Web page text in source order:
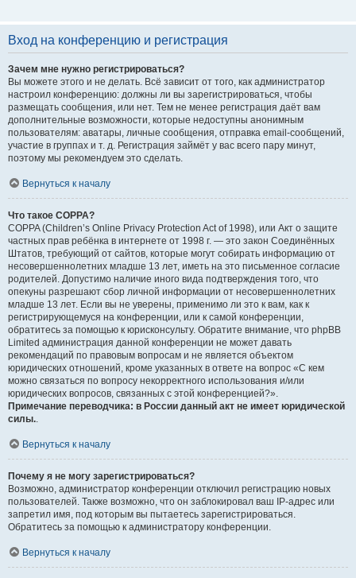
Вход на конференцию и регистрация
Зачем мне нужно регистрироваться?
Вы можете этого и не делать. Всё зависит от того, как администратор
настроил конференцию: должны ли вы зарегистрироваться, чтобы
размещать сообщения, или нет. Тем не менее регистрация даёт вам
дополнительные возможности, которые недоступны анонимным
пользователям: аватары, личные сообщения, отправка email-сообщений,
участие в группах и т. д. Регистрация займёт у вас всего пару минут,
поэтому мы рекомендуем это сделать.
Вернуться к началу
Что такое COPPA?
COPPA (Children’s Online Privacy Protection Act of 1998), или Акт о защите
частных прав ребёнка в интернете от 1998 г. — это закон Соединённых
Штатов, требующий от сайтов, которые могут собирать информацию от
несовершеннолетних младше 13 лет, иметь на это письменное согласие
родителей. Допустимо наличие иного вида подтверждения того, что
опекуны разрешают сбор личной информации от несовершеннолетних
младше 13 лет. Если вы не уверены, применимо ли это к вам, как к
регистрирующемуся на конференции, или к самой конференции,
обратитесь за помощью к юрисконсульту. Обратите внимание, что phpBB
Limited администрация данной конференции не может давать
рекомендаций по правовым вопросам и не является объектом
юридических отношений, кроме указанных в ответе на вопрос «С кем
можно связаться по вопросу некорректного использования и/или
юридических вопросов, связанных с этой конференцией?».
Примечание переводчика: в России данный акт не имеет юридической
силы..
Вернуться к началу
Почему я не могу зарегистрироваться?
Возможно, администратор конференции отключил регистрацию новых
пользователей. Также возможно, что он заблокировал ваш IP-адрес или
запретил имя, под которым вы пытаетесь зарегистрироваться.
Обратитесь за помощью к администратору конференции.
Вернуться к началу